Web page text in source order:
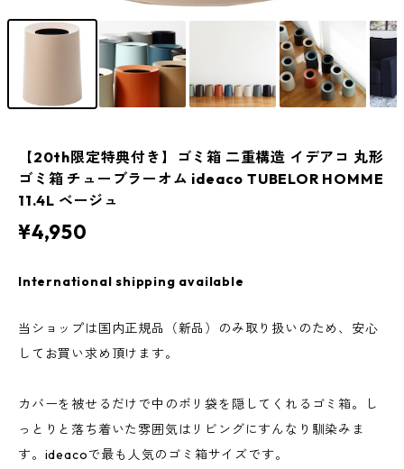
【20th限定特典付き】ゴミ箱 二重構造 イデアコ 丸形
ゴミ箱 チューブラーオム ideaco TUBELOR HOMME
11.4L ベージュ
¥4,950
International shipping available
当ショップは国内正規品（新品）のみ取り扱いのため、安心
してお買い求め頂けます。
カバーを被せるだけで中のポリ袋を隠してくれるゴミ箱。し
っとりと落ち着いた雰囲気はリビングにすんなり馴染みま
す。ideacoで最も人気のゴミ箱サイズです。